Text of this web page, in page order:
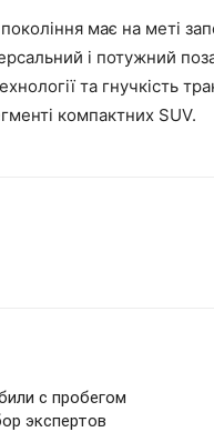
має на меті
і потужний
та гнучкість
компактних SUV.
с пробегом
экспертов